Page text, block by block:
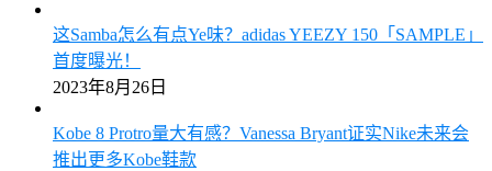
这Samba怎么有点Ye味？adidas YEEZY 150「SAMPLE」
首度曝光！
2023年8月26日
Kobe 8 Protro量大有感？Vanessa Bryant证实Nike未来会
推出更多Kobe鞋款